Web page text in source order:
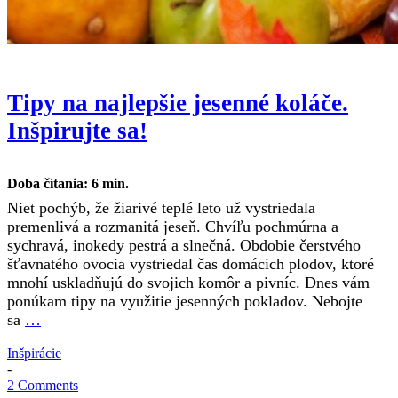
Tipy na najlepšie jesenné koláče.
Inšpirujte sa!
Doba čítania: 6 min.
Niet pochýb, že žiarivé teplé leto už vystriedala
premenlivá a rozmanitá jeseň. Chvíľu pochmúrna a
sychravá, inokedy pestrá a slnečná. Obdobie čerstvého
šťavnatého ovocia vystriedal čas domácich plodov, ktoré
mnohí uskladňujú do svojich komôr a pivníc. Dnes vám
ponúkam tipy na využitie jesenných pokladov. Nebojte
sa …
Inšpirácie
-
2 Comments